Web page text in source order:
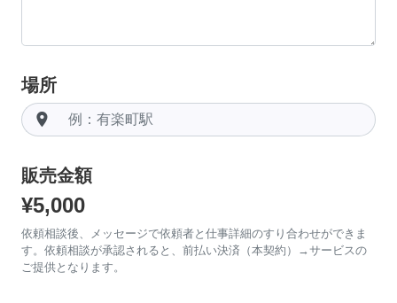
場所
room
販売金額
¥5,000
依頼相談後、メッセージで依頼者と仕事詳細のすり合わせができま
す。依頼相談が承認されると、前払い決済（本契約）→サービスの
ご提供となります。